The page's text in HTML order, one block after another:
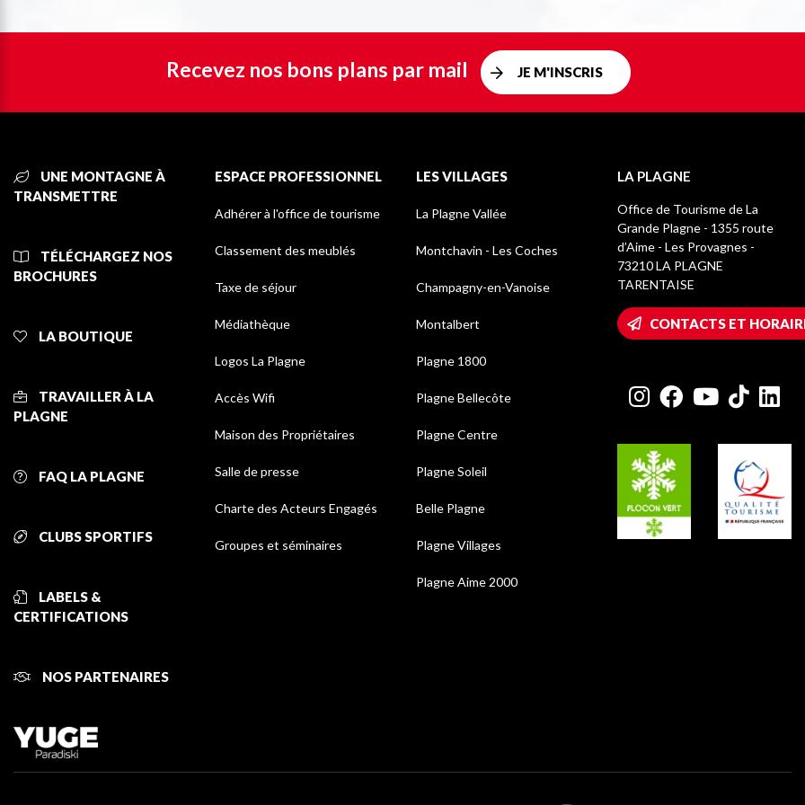
Recevez nos bons plans par mail JE M'INSCRIS
UNE MONTAGNE À
TRANSMETTRE
TÉLÉCHARGEZ NOS
BROCHURES
LA BOUTIQUE
TRAVAILLER À LA
PLAGNE
FAQ LA PLAGNE
CLUBS SPORTIFS
LABELS &
CERTIFICATIONS
NOS PARTENAIRES
ESPACE PROFESSIONNEL
Adhérer à l'office de tourisme
Classement des meublés
Taxe de séjour
Médiathèque
Logos La Plagne
Accès Wifi
Maison des Propriétaires
Salle de presse
Charte des Acteurs Engagés
Groupes et séminaires
LES VILLAGES
La Plagne Vallée
Montchavin - Les Coches
Champagny-en-Vanoise
Montalbert
Plagne 1800
Plagne Bellecôte
Plagne Centre
Plagne Soleil
Belle Plagne
Plagne Villages
Plagne Aime 2000
LA PLAGNE
Office de Tourisme de La
Grande Plagne - 1355 route
d’Aime - Les Provagnes -
73210 LA PLAGNE
TARENTAISE
CONTACTS ET